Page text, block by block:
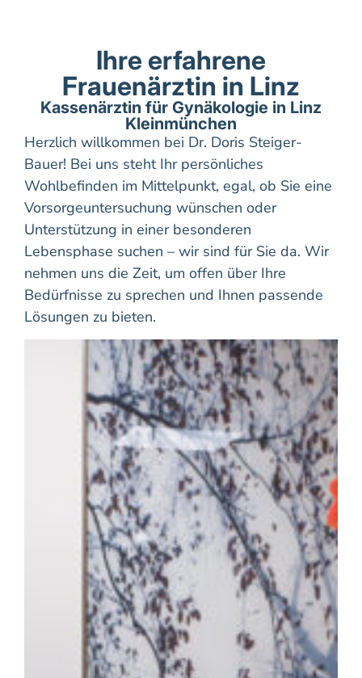
Ihre erfahrene
Frauenärztin in Linz
Kassenärztin für Gynäkologie in Linz
Kleinmünchen
Herzlich willkommen bei Dr. Doris Steiger-
Bauer! Bei uns steht Ihr persönliches
Wohlbefinden im Mittelpunkt, egal, ob Sie eine
Vorsorgeuntersuchung wünschen oder
Unterstützung in einer besonderen
Lebensphase suchen – wir sind für Sie da. Wir
nehmen uns die Zeit, um offen über Ihre
Bedürfnisse zu sprechen und Ihnen passende
Lösungen zu bieten.